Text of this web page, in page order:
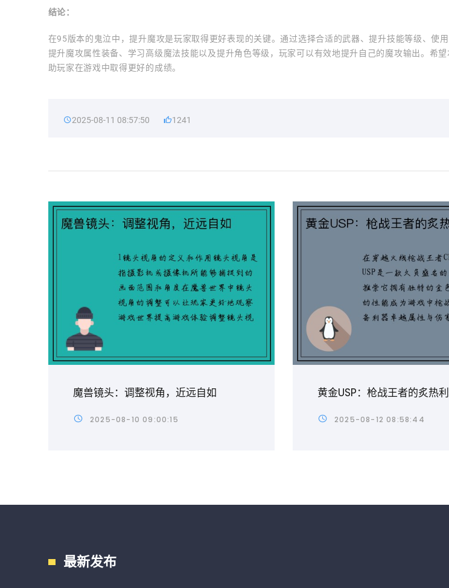
结论：
在95版本的鬼泣中，提升魔攻是玩家取得更好表现的关键。通过选择合适的武器、提升技能等级、使用
提升魔攻属性装备、学习高级魔法技能以及提升角色等级，玩家可以有效地提升自己的魔攻输出。希
助玩家在游戏中取得更好的成绩。
2025-08-11 08:57:50 1241
魔兽镜头：调整视角，近远自如
2025-08-10 09:00:15
黄金USP：枪战王者的炙热
2025-08-12 08:58:44
最新发布